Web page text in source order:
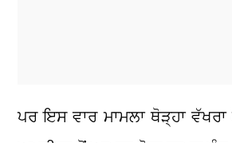
ਪਰ ਇਸ ਵਾਰ ਮਾਮਲਾ ਥੋੜ੍ਹਾ